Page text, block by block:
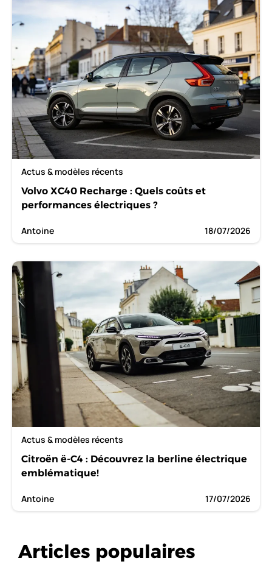
Actus & modèles récents
Volvo XC40 Recharge : Quels coûts et
performances électriques ?
Antoine 18/07/2026
Actus & modèles récents
Citroën ë-C4 : Découvrez la berline électrique
emblématique!
Antoine 17/07/2026
Articles populaires